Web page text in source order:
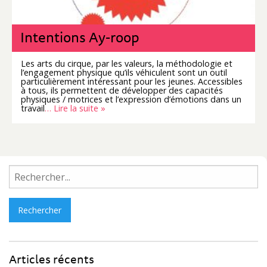
Intentions Ay-roop
Les arts du cirque, par les valeurs, la méthodologie et
l’engagement physique qu’ils véhiculent sont un outil
particulièrement intéressant pour les jeunes. Accessibles
à tous, ils permettent de développer des capacités
physiques / motrices et l’expression d’émotions dans un
travail… Lire la suite »
Rechercher :
Articles récents